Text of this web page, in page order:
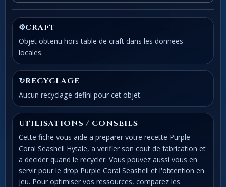
⚙CRAFT
Objet obtenu hors table de craft dans les donnees
locales.
↻RECYCLAGE
Aucun recyclage defini pour cet objet.
UTILISATIONS / CONSEILS
Cette fiche vous aide a preparer votre recette Purple
Coral Seashell Hytale, a verifier son cout de fabrication et
a decider quand le recycler. Vous pouvez aussi vous en
servir pour le drop Purple Coral Seashell et l'obtention en
jeu. Pour optimiser vos ressources, comparez les